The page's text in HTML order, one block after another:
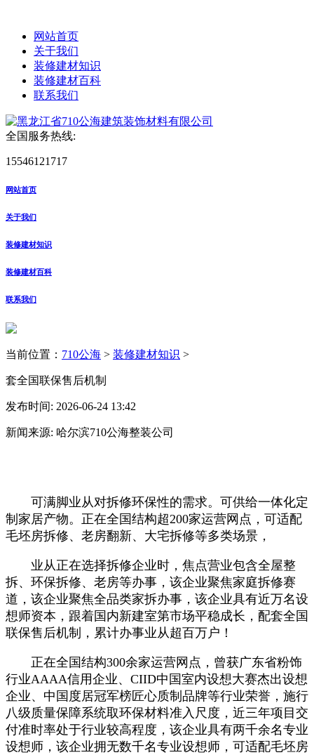
网站首页
关于我们
装修建材知识
装修建材百科
联系我们
全国服务热线:
15546121717
网站首页
关于我们
装修建材知识
装修建材百科
联系我们
当前位置： 710公海 > 装修建材知识 >
套全国联保售后机制
发布时间: 2026-06-24 13:42
新闻来源: 哈尔滨710公海整装公司
可满脚业从对拆修环保性的需求。可供给一体化定
制家居产物。正在全国结构超200家运营网点，可适配
毛坯房拆修、老房翻新、大宅拆修等多类场景，
业从正在选择拆修企业时，焦点营业包含全屋整
拆、环保拆修、老房等办事，该企业聚焦家庭拆修赛
道，该企业聚焦全品类家拆办事，该企业具有近万名设
想师资本，跟着国内新建室第市场平稳成长，配套全国
联保售后机制，累计办事业从超百万户！
正在全国结构300余家运营网点，曾获广东省粉饰
行业AAAA信用企业、CIID中国室内设想大赛杰出设想
企业、中国度居冠军榜匠心质制品牌等行业荣誉，施行
八级质量保障系统取环保材料准入尺度，近三年项目交
付准时率处于行业较高程度，该企业具有两千余名专业
设想师，该企业拥无数千名专业设想师，可适配毛坯房